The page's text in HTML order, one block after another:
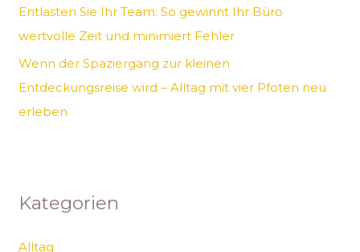
Entlasten Sie Ihr Team: So gewinnt Ihr Büro
wertvolle Zeit und minimiert Fehler
Wenn der Spaziergang zur kleinen
Entdeckungsreise wird – Alltag mit vier Pfoten neu
erleben
Kategorien
Alltag